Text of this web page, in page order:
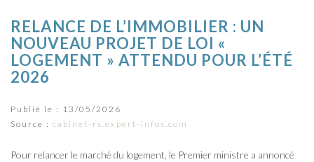
RELANCE DE L’IMMOBILIER : UN
NOUVEAU PROJET DE LOI «
LOGEMENT » ATTENDU POUR L’ÉTÉ
2026
Publié le : 13/05/2026
Source : cabinet-rs.expert-infos.com
Pour relancer le marché du logement, le Premier ministre a annoncé